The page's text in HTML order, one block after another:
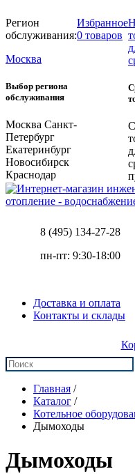
Регион
обслуживания:
Москва
Выбор региона
обслуживания
Москва Санкт-
Петербург
Екатеринбург
Новосибирск
Краснодар
Избранное
0 товаров
отопление -
8 (495) 134-27-28
пн-пт: 9:30-18:00
Доставка и оплата
Контакты и склады
Главная /
Каталог /
Котельное
Дымоходы
Дымоходы